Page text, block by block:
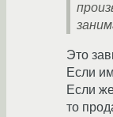
Это
Если
Если
то